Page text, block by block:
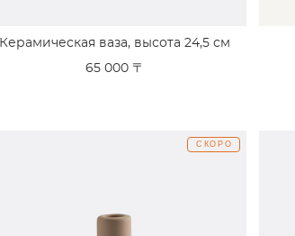
Керамическая ваза, высота 24,5 см
65 000 〒
СКОРО